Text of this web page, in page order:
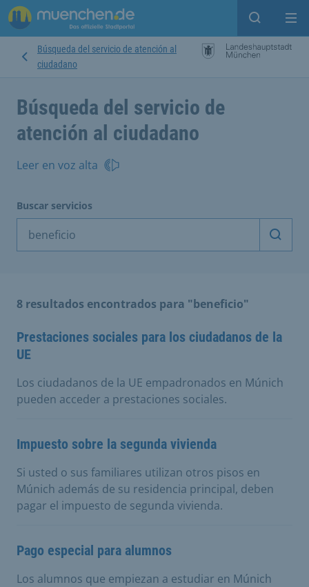
Open
Búsqueda del servicio de atención al
ciudadano
Búsqueda del servicio de
atención al ciudadano
Leer en voz alta
Buscar servicios
8 resultados encontrados para "beneficio"
Prestaciones sociales para los ciudadanos de la
UE
Los ciudadanos de la UE empadronados en Múnich
pueden acceder a prestaciones sociales.
Impuesto sobre la segunda vivienda
Si usted o sus familiares utilizan otros pisos en
Múnich además de su residencia principal, deben
pagar el impuesto de segunda vivienda.
Pago especial para alumnos
Los alumnos que empiezan a estudiar en Múnich